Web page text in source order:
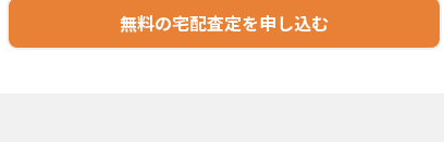
無料の宅配査定を申し込む